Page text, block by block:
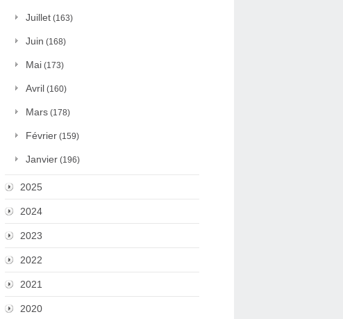
Juillet (163)
Juin (168)
Mai (173)
Avril (160)
Mars (178)
Février (159)
Janvier (196)
2025
2024
2023
2022
2021
2020